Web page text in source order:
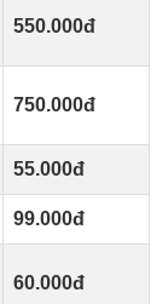
550.000đ
750.000đ
55.000đ
99.000đ
60.000đ